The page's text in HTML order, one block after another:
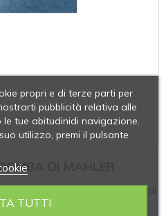
DI MAHLER
quarzo trasparente con bordi
propri e di terze parti per
pubblicità relativa alle
tue abitudinidi navigazione.
utilizzo, premi il pulsante
TUTTI